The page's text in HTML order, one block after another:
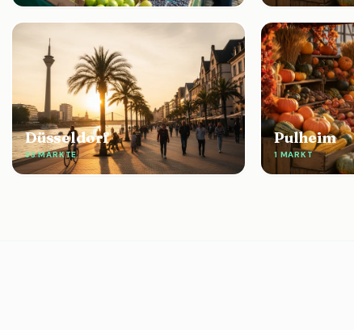
Düsseldorf
33 MÄRKTE
Pulheim
1 MARKT